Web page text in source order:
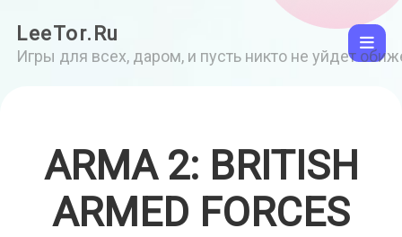
LeeTor.Ru
Игры для всех, даром, и пусть никто не уйдет
ARMA 2: BRITISH
ARMED FORCES